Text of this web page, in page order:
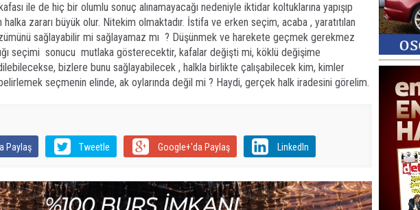
ile de hiç bir olumlu sonuç alınamayacağı nedeniyle iktidar koltuklarına yapışıp
zararı büyük olur. Nitekim olmaktadır. İstifa ve erken seçim, acaba , yaratıtılan
sağlayabilir mi sağlayamaz mı ? Düşünmek ve harekete geçmek gerekmez
seçimi sonucu mutlaka gösterecektir, kafalar değişti mi, köklü değişime
bizlere bunu sağlayabilecek , halkla birlikte çalışabilecek kim, kimler
seçmenin elinde, ak oylarında değil mi ? Haydi, gerçek halk iradesini görelim.
Paylaş Tweetle Google+'da Paylaş LinkedIn